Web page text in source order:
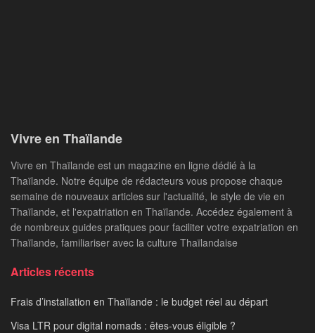
Vivre en Thaïlande
Vivre en Thaïlande est un magazine en ligne dédié à la
Thaïlande. Notre équipe de rédacteurs vous propose chaque
semaine de nouveaux articles sur l'actualité, le style de vie en
Thaïlande, et l'expatriation en Thaïlande. Accédez également à
de nombreux guides pratiques pour faciliter votre expatriation en
Thaïlande, familiariser avec la culture Thaïlandaise
Articles récents
Frais d’installation en Thaïlande : le budget réel au départ
Visa LTR pour digital nomads : êtes-vous éligible ?